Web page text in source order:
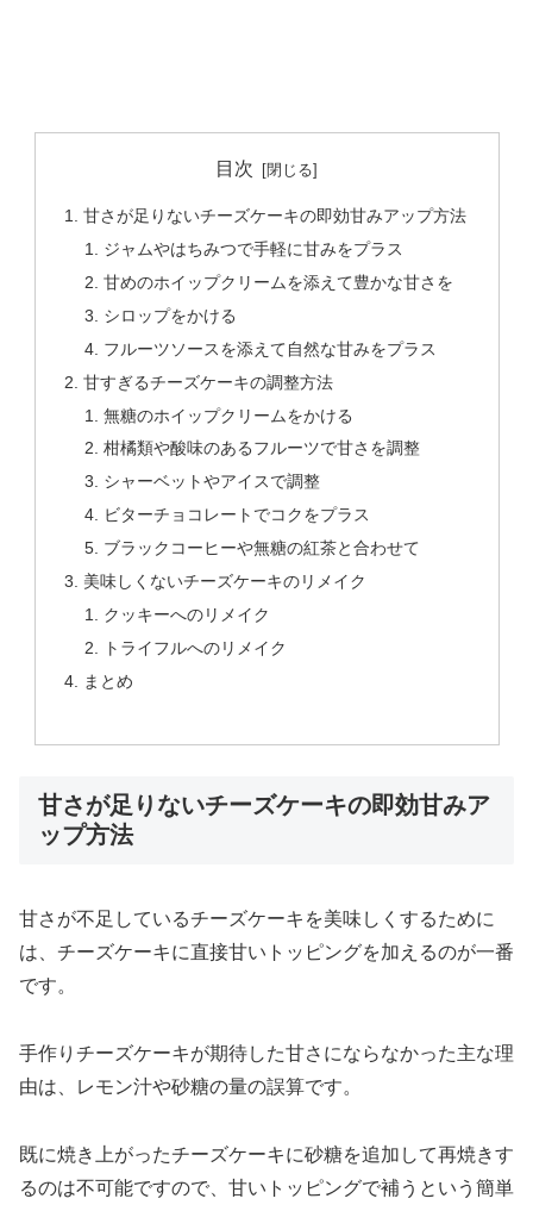
目次
甘さが足りないチーズケーキの即効甘みアップ方法
ジャムやはちみつで手軽に甘みをプラス
甘めのホイップクリームを添えて豊かな甘さを
シロップをかける
フルーツソースを添えて自然な甘みをプラス
甘すぎるチーズケーキの調整方法
無糖のホイップクリームをかける
柑橘類や酸味のあるフルーツで甘さを調整
シャーベットやアイスで調整
ビターチョコレートでコクをプラス
ブラックコーヒーや無糖の紅茶と合わせて
美味しくないチーズケーキのリメイク
クッキーへのリメイク
トライフルへのリメイク
まとめ
甘さが足りないチーズケーキの即効甘みア
ップ方法
甘さが不足しているチーズケーキを美味しくするために
は、チーズケーキに直接甘いトッピングを加えるのが一番
です。
手作りチーズケーキが期待した甘さにならなかった主な理
由は、レモン汁や砂糖の量の誤算です。
既に焼き上がったチーズケーキに砂糖を追加して再焼きす
るのは不可能ですので、甘いトッピングで補うという簡単